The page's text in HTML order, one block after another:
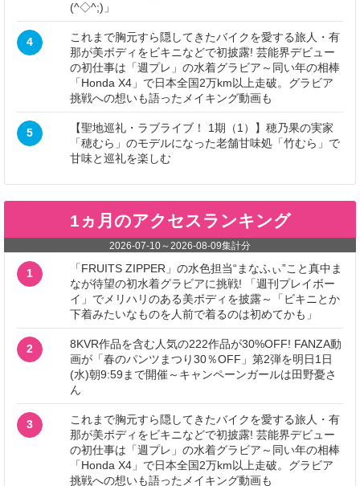
(^◇^;)」
4
これまで胸元すら隠してきたバイクを愛する旅人・有
那が美ボディをビキニなどで初披露! 芸能界デビュー
の初仕事は「週プレ」の水着グラビア～同い年の相棒
「Honda X4」で日本全国2万km以上走破。グラビア
挑戦への想いも語ったメイキング動画も
5
【聖地巡礼・ラブライブ！ 1期（1）】穂乃果の実家
「穂むら」のモデルになった老舗甘味処「竹むら」で
甘味と巡礼を楽しむ
1ヵ月のアクセスランキング
2026-07-10～2026-08-09集計分
1
「FRUITS ZIPPER」の水色担当“まなふぃ”こと真中ま
なが待望の初水着グラビアに挑戦! 「週刊プレイボー
イ」でメリハリのある美ボディを披露～「ビキニとか
下着みたいなものを人前で着るのは初めてかも」
2
8KVR作品を含む人気の222作品が30%OFF! FANZA動
画が「春のパンツまつり30％OFF」第2弾を明日1日
(水)朝9:59まで開催～キャンペーンガールは田野憂さ
ん
3
これまで胸元すら隠してきたバイクを愛する旅人・有
那が美ボディをビキニなどで初披露! 芸能界デビュー
の初仕事は「週プレ」の水着グラビア～同い年の相棒
「Honda X4」で日本全国2万km以上走破。グラビア
挑戦への想いも語ったメイキング動画も